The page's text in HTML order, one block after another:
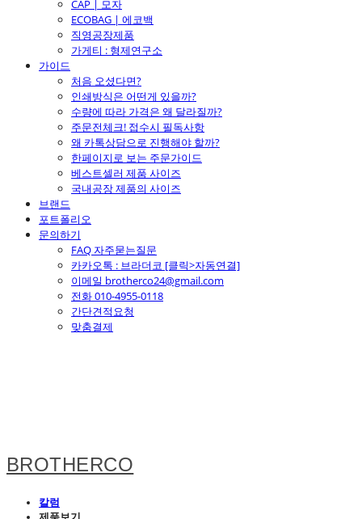
CAP | 모자
ECOBAG | 에코백
직영공장제품
가게티 : 형제연구소
가이드
처음 오셨다면?
인쇄방식은 어떤게 있을까?
수량에 따라 가격은 왜 달라질까?
주문전체크! 접수시 필독사항
왜 카톡상담으로 진행해야 할까?
한페이지로 보는 주문가이드
베스트셀러 제품 사이즈
국내공장 제품의 사이즈
브랜드
포트폴리오
문의하기
FAQ 자주묻는질문
카카오톡 : 브라더코 [클릭>자동연결]
이메일 brotherco24@gmail.com
전화 010-4955-0118
간단견적요청
맞춤결제
BROTHERCO
칼럼